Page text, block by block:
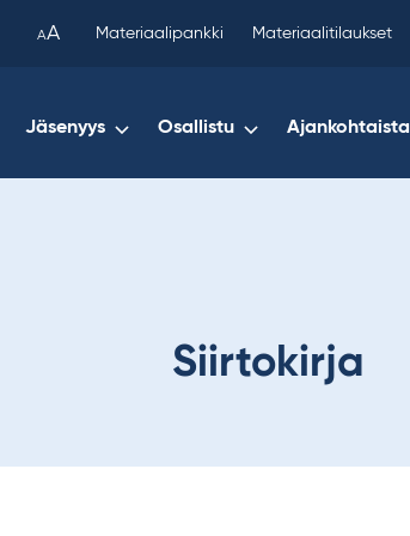
AA Materiaalipankki Materiaalitilaukset
Jäsenyys Osallistu Ajankohtaista
Siirtokirja
copied
your
clipboard.)